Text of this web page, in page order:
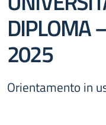
2025
Orientamento in